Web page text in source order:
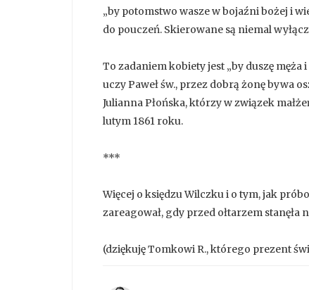
„by potomstwo wasze w bojaźni bożej i
do pouczeń. Skierowane są niemal
To zadaniem kobiety jest „by duszę męża
uczy Paweł św., przez dobrą żonę bywa
Julianna Płońska, którzy w związek
lutym 1861 roku.
***
Więcej o księdzu Wilczku i o tym, jak
zareagował, gdy przed ołtarzem stanęła
(dziękuję Tomkowi R., którego prezent